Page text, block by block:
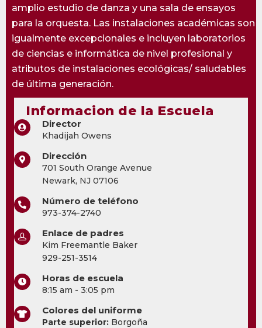
amplio estudio de danza y una sala de ensayos
para la orquesta. Las instalaciones académicas son
igualmente excepcionales e incluyen laboratorios
de ciencias e informática de nivel profesional y
atributos de instalaciones ecológicas/ saludables
de última generación.
Informacion de la Escuela
Director
Khadijah Owens
Dirección
701 South Orange Avenue
Newark, NJ 07106
Número de teléfono
973-374-2740
Enlace de padres
Kim Freemantle Baker
929-251-3514
Horas de escuela
8:15 am - 3:05 pm
Colores del uniforme
Parte superior: Borgoña